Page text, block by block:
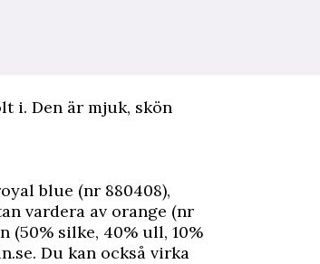
i. Den är mjuk, skön
blue (nr 880408),
vardera av orange (nr
(50% silke, 40% ull, 10%
Du kan också virka